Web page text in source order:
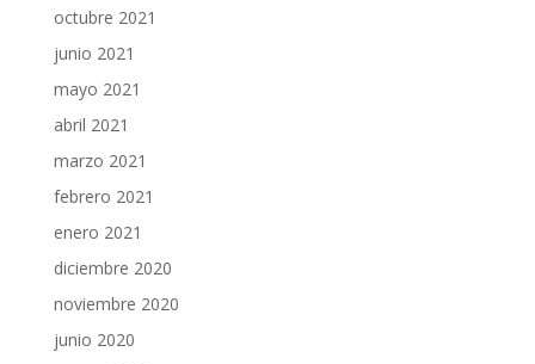
octubre 2021
junio 2021
mayo 2021
abril 2021
marzo 2021
febrero 2021
enero 2021
diciembre 2020
noviembre 2020
junio 2020